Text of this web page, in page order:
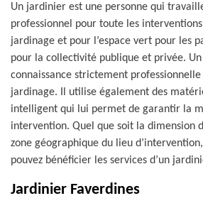
Un jardinier est une personne qui
professionnel pour toute les
jardinage et pour l’espace vert pour les
pour la collectivité publique et privée.
connaissance strictement
jardinage. Il utilise également des
intelligent qui lui permet de garantir la
intervention. Quel que soit la dimension
zone géographique du lieu
pouvez bénéficier les services d’un
Jardinier Faverdines